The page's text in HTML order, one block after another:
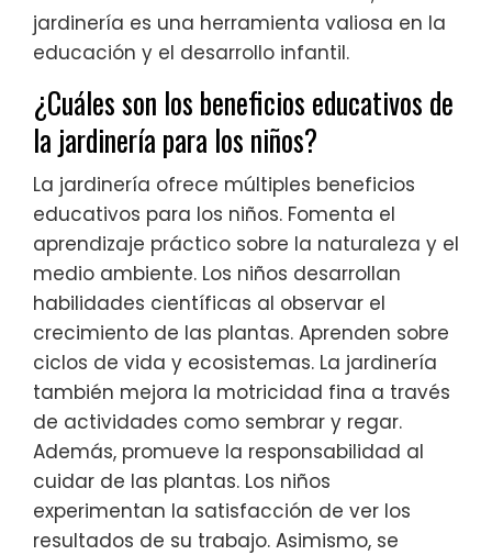
jardinería es una herramienta valiosa en la
educación y el desarrollo infantil.
¿Cuáles son los beneficios educativos de
la jardinería para los niños?
La jardinería ofrece múltiples beneficios
educativos para los niños. Fomenta el
aprendizaje práctico sobre la naturaleza y el
medio ambiente. Los niños desarrollan
habilidades científicas al observar el
crecimiento de las plantas. Aprenden sobre
ciclos de vida y ecosistemas. La jardinería
también mejora la motricidad fina a través
de actividades como sembrar y regar.
Además, promueve la responsabilidad al
cuidar de las plantas. Los niños
experimentan la satisfacción de ver los
resultados de su trabajo. Asimismo, se